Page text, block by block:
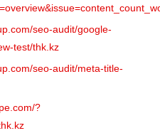
seo-audit/google-
test/thk.kz
seo-audit/meta-title-
?